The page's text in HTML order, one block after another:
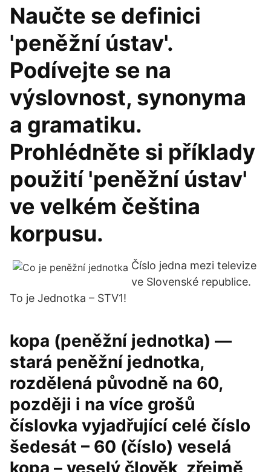
Naučte se definici
'peněžní ústav'.
Podívejte se na
výslovnost, synonyma
a gramatiku.
Prohlédněte si příklady
použití 'peněžní ústav'
ve velkém čeština
korpusu.
Číslo jedna mezi televize
ve Slovenské republice.
To je Jednotka – STV1!
kopa (peněžní jednotka) —
stará peněžní jednotka,
rozdělená původně na 60,
později i na více grošů
číslovka vyjadřující celé číslo
šedesát – 60 (číslo) veselá
kopa – veselý člověk, zřejmě